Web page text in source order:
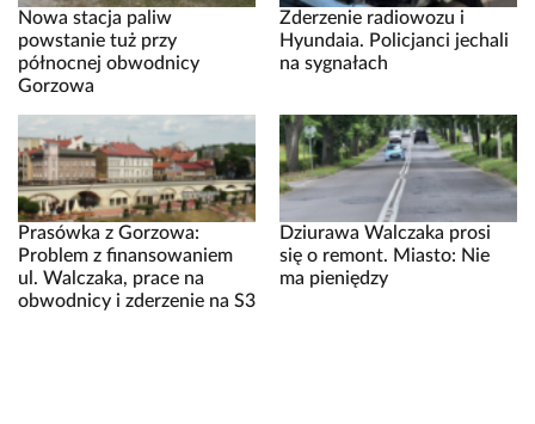
Nowa stacja paliw
powstanie tuż przy
północnej obwodnicy
Gorzowa
Zderzenie radiowozu i
Hyundaia. Policjanci jechali
na sygnałach
Prasówka z Gorzowa:
Problem z finansowaniem
ul. Walczaka, prace na
obwodnicy i zderzenie na S3
Dziurawa Walczaka prosi
się o remont. Miasto: Nie
ma pieniędzy